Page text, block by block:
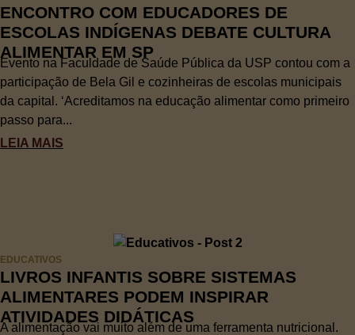
ENCONTRO COM EDUCADORES DE
ESCOLAS INDÍGENAS DEBATE CULTURA
ALIMENTAR EM SP
Evento na Faculdade de Saúde Pública da USP contou com a
participação de Bela Gil e cozinheiras de escolas municipais
da capital. ‘Acreditamos na educação alimentar como primeiro
passo para...
LEIA MAIS
EDUCATIVOS
LIVROS INFANTIS SOBRE SISTEMAS
ALIMENTARES PODEM INSPIRAR
ATIVIDADES DIDÁTICAS
A alimentação vai muito além de uma ferramenta nutricional.